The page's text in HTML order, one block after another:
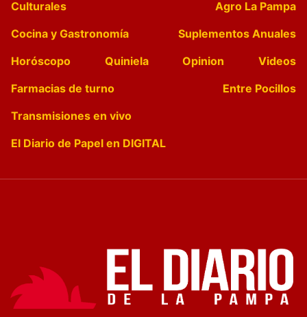
Culturales
Agro La Pampa
Cocina y Gastronomía
Suplementos Anuales
Horóscopo
Quiniela Opinion
Videos
Farmacias de turno
Entre Pocillos
Transmisiones en vivo
El Diario de Papel en DIGITAL